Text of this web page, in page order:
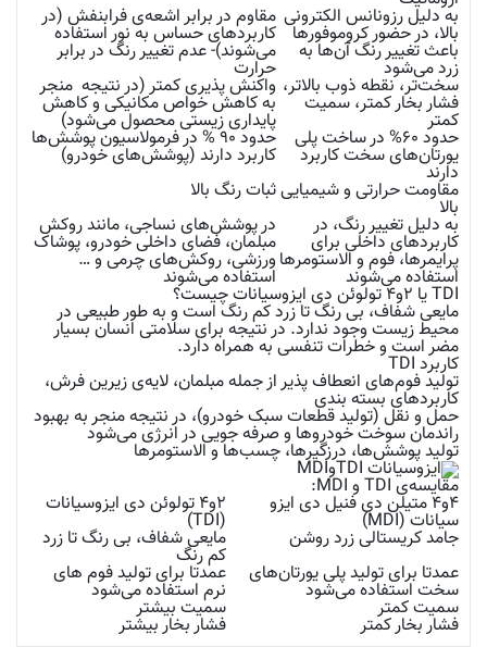
به دلیل رزونانس الکترونی
بالا، در حضور کروموفورها
باعث تغییر رنگ آن‌ها به
زرد می‌شود
مقاوم در برابر اشعه‌ی فرابنفش (در
کاربردهای حساس به نور استفاده
می‌شوند)- عدم تغییر رنگ در برابر
حرارت
سخت‌تر، نقطه ذوب بالاتر،
فشار بخار کمتر، سمیت
کمتر
واکنش پذیری کمتر (در نتیجه منجر
به کاهش خواص مکانیکی و کاهش
پایداری زیستی محصول می‌شود)
حدود ۶۰% در ساخت پلی
یورتان‌های سخت کاربرد
دارند
حدود ۹۰ % در فرمولاسیون پوشش‌ها
کاربرد دارند (پوشش‌های خودرو)
مقاومت حرارتی و شیمیایی
بالا
ثبات رنگ بالا
به دلیل تغییر رنگ، در
کاربردهای داخلی برای
پرایمرها، فوم و الاستومرها
استفاده می‌شوند
در پوشش‌های نساجی، مانند روکش
مبلمان، فضای داخلی خودرو، پوشاک
ورزشی، روکش‌های چرمی و …
استفاده می‌شوند
TDI یا 2و4 تولوئن دی ایزوسیانات چیست؟
مایعی شفاف، بی رنگ تا زرد کم رنگ است و به طور طبیعی در
محیط زیست وجود ندارد. در نتیجه برای سلامتی انسان بسیار
مضر است و خطرات تنفسی به همراه دارد.
کاربرد TDI
تولید فوم‌های انعطاف پذیر از جمله مبلمان، لایه‌ی زیرین فرش،
کاربردهای بسته بندی
حمل و نقل (تولید قطعات سبک خودرو)، در نتیجه منجر به بهبود
راندمان سوخت خودروها و صرفه جویی در انرژی می‌شود
تولید پوشش‌ها، درزگیرها، چسب‌ها و الاستومرها
مقایسه‌ی TDI و MDI:
۴و۴ متیلن دی فنیل دی ایزو
سیانات(MDI)
۲و۴ تولوئن دی ایزوسیانات
(
TDI
)
جامد کریستالی زرد روشن مایعی شفاف، بی رنگ تا زرد
کم رنگ
عمدتا برای تولید پلی یورتان‌های
سخت استفاده می‌شود
عمدتا برای تولید فوم های
نرم استفاده می‌شود
سمیت کمتر سمیت بیشتر
فشار بخار کمتر فشار بخار بیشتر